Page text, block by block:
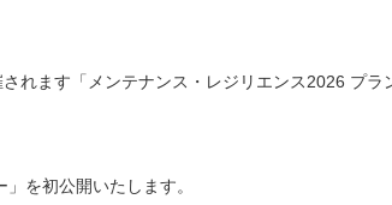
れます「メンテナンス・レジリエンス2026 プ
を初公開いたします。